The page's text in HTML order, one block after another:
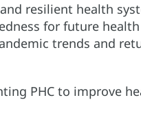
resilient health
for future
trends and
PHC to improve